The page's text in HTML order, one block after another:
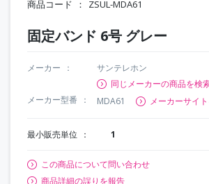
商品コード ZSUL-MDA61
固定バンド 6号 グレー
メーカー
サンテレホン
同じメーカーの商品を検
メーカー型番
MDA61 メーカーサイ
最小販売単位 1
この商品について問い合わせ
商品詳細の誤りを報告